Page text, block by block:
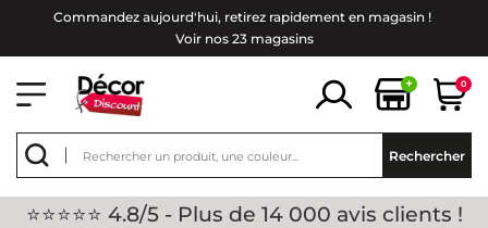
Commandez aujourd'hui, retirez rapidement en magasin !
Voir nos 23 magasins
+ 0
Rechercher
⭐⭐⭐⭐⭐ 4.8/5 - Plus de 14 000 avis clients !